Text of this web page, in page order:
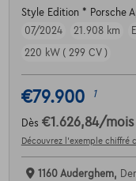
Style Edition * Porsche
07/2024
21.908 km
220 kW ( 299 CV )
€79.900 1
Dès €1.626,84/mois
Découvrez l’exemple chiffré
1160 Auderghem,